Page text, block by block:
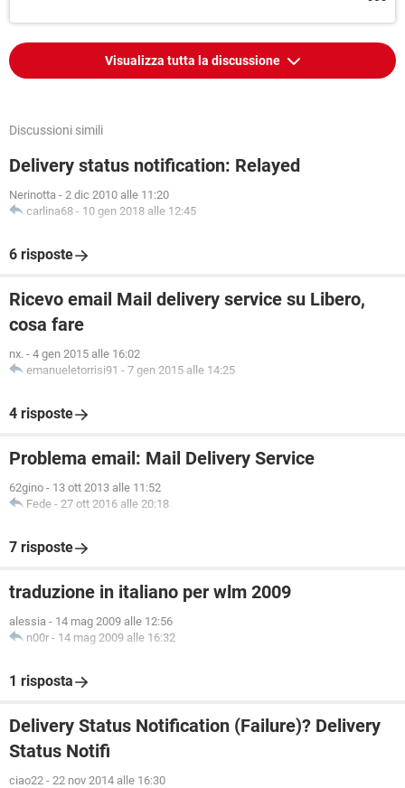
Visualizza tutta la discussione
Discussioni simili
Delivery status notification: Relayed
Nerinotta - 2 dic 2010 alle 11:20
carlina68 - 10 gen 2018 alle 12:45
6 risposte
Ricevo email Mail delivery service su Libero,
cosa fare
nx. - 4 gen 2015 alle 16:02
emanueletorrisi91 - 7 gen 2015 alle 14:25
4 risposte
Problema email: Mail Delivery Service
62gino - 13 ott 2013 alle 11:52
Fede - 27 ott 2016 alle 20:18
7 risposte
traduzione in italiano per wlm 2009
alessia - 14 mag 2009 alle 12:56
n00r - 14 mag 2009 alle 16:32
1 risposta
Delivery Status Notification (Failure)? Delivery
Status Notifi
ciao22 - 22 nov 2014 alle 16:30